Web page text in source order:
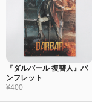
『ダルバール 復讐人』パ
ンフレット
¥400